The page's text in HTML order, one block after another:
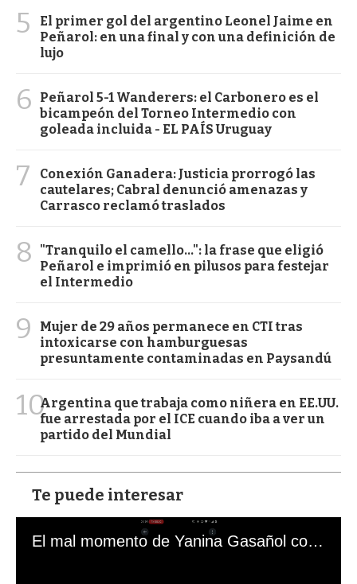
5
El primer gol del argentino Leonel Jaime en
Peñarol: en una final y con una definición de
lujo
6
Peñarol 5-1 Wanderers: el Carbonero es el
bicampeón del Torneo Intermedio con
goleada incluida - EL PAÍS Uruguay
7
Conexión Ganadera: Justicia prorrogó las
cautelares; Cabral denunció amenazas y
Carrasco reclamó traslados
8
"Tranquilo el camello...": la frase que eligió
Peñarol e imprimió en pilusos para festejar
el Intermedio
9
Mujer de 29 años permanece en CTI tras
intoxicarse con hamburguesas
presuntamente contaminadas en Paysandú
10Argentina que trabaja como niñera en EE.UU.
fue arrestada por el ICE cuando iba a ver un
partido del Mundial
Te puede interesar
El mal momento de Yanina Gasañol con un hincha argentino en "Subrayado"